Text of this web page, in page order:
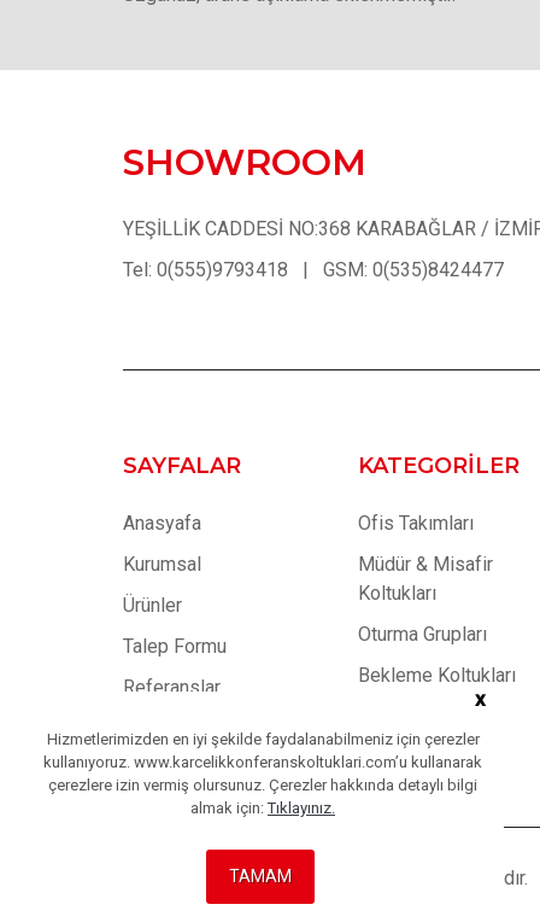
SHOWROOM
YEŞİLLİK CADDESİ NO:368 KARABAĞLAR /
Tel: 0(555)9793418 | GSM: 0(535)8424477
SAYFALAR
Anasyafa
Kurumsal
Ürünler
Talep Formu
Referanslar
Blog
İletişim
KATEGORILER
Ofis Takımları
Müdür & Misafir
Koltukları
Oturma Grupları
Bekleme Koltukları
Dolaplar
Copyright © 2023Karçelik | Tüm Hakları Saklıdır.
x
Hizmetlerimizden en iyi şekilde faydalanabilmeniz için çerezler
kullanıyoruz. www.karcelikkonferanskoltuklari.com’u kullanarak
çerezlere izin vermiş olursunuz. Çerezler hakkında detaylı bilgi
almak için:Tıklayınız.
TAMAM